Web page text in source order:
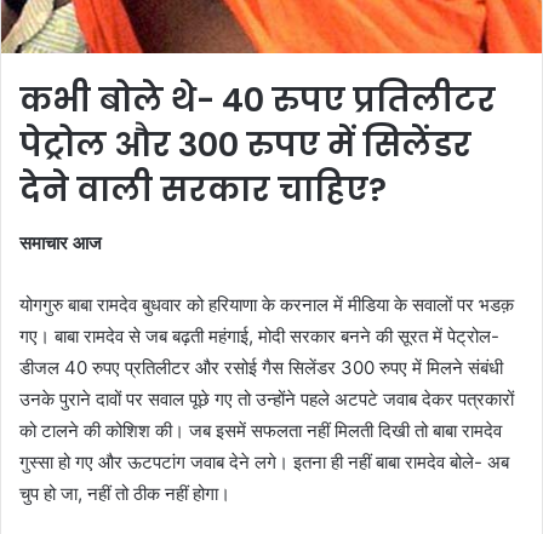
कभी बोले थे- 40 रुपए प्रतिलीटर
पेट्रोल और 300 रुपए में सिलेंडर
देने वाली सरकार चाहिए?
समाचार आज
योगगुरु बाबा रामदेव बुधवार को हरियाणा के करनाल में मीडिया के सवालों पर भडक़
गए। बाबा रामदेव से जब बढ़ती महंगाई, मोदी सरकार बनने की सूरत में पेट्रोल-
डीजल 40 रुपए प्रतिलीटर और रसोई गैस सिलेंडर 300 रुपए में मिलने संबंधी
उनके पुराने दावों पर सवाल पूछे गए तो उन्होंने पहले अटपटे जवाब देकर पत्रकारों
को टालने की कोशिश की। जब इसमें सफलता नहीं मिलती दिखी तो बाबा रामदेव
गुस्सा हो गए और ऊटपटांग जवाब देने लगे। इतना ही नहीं बाबा रामदेव बोले- अब
चुप हो जा, नहीं तो ठीक नहीं होगा।